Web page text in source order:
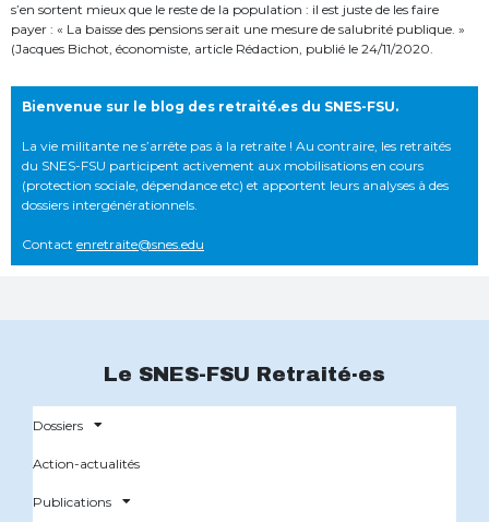
s’en sortent mieux que le reste de la population : il est juste de les faire
payer : « La baisse des pensions serait une mesure de salubrité publique. »
(Jacques Bichot, économiste, article Rédaction, publié le 24/11/2020.
Bienvenue sur le blog des retraité.es du SNES-FSU.
La vie militante ne s’arrête pas à la retraite ! Au contraire, les retraités
du SNES-FSU participent activement aux mobilisations en cours
(protection sociale, dépendance etc) et apportent leurs analyses à des
dossiers intergénérationnels.
Contact enretraite@snes.edu
Le SNES-FSU Retraité·es
Dossiers
Action-actualités
Publications